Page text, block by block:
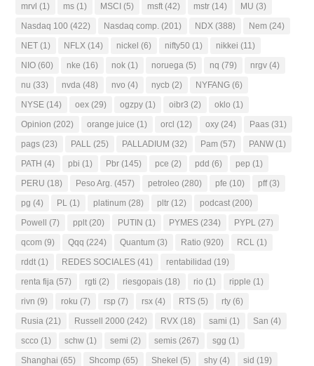
mrvl (1) ms (1) MSCI (5) msft (42) mstr (14) MU (3)
Nasdaq 100 (422) Nasdaq comp. (201) NDX (388) Nem (24)
NET (1) NFLX (14) nickel (6) nifty50 (1) nikkei (11)
NIO (60) nke (16) nok (1) noruega (5) nq (79) nrgv (4)
nu (33) nvda (48) nvo (4) nycb (2) NYFANG (6)
NYSE (14) oex (29) ogzpy (1) oibr3 (2) oklo (1)
Opinion (202) orange juice (1) orcl (12) oxy (24) Paas (31)
pags (23) PALL (25) PALLADIUM (32) Pam (57) PANW (1)
PATH (4) pbi (1) Pbr (145) pce (2) pdd (6) pep (1)
PERU (18) Peso Arg. (457) petroleo (280) pfe (10) pff(3)
pg (4) PL (1) platinum (28) pltr (12) podcast (200)
Powell (7) pplt (20) PUTIN (1) PYMES (234) PYPL (27)
qcom (9) Qqq (224) Quantum (3) Ratio (920) RCL (1)
rddt (1) REDES SOCIALES (41) rentabilidad (19)
renta fija (57) rgti (2) riesgopais (18) rio (1) ripple (1)
rivn (9) roku (7) rsp (7) rsx (4) RTS (5) rty (6)
Rusia (21) Russell 2000 (242) RVX (18) sami (1) San (4)
scco (1) schw (1) semi (2) semis (267) sgg (1)
Shanghai (65) Shcomp (65) Shekel (5) shy (4) sid (19)